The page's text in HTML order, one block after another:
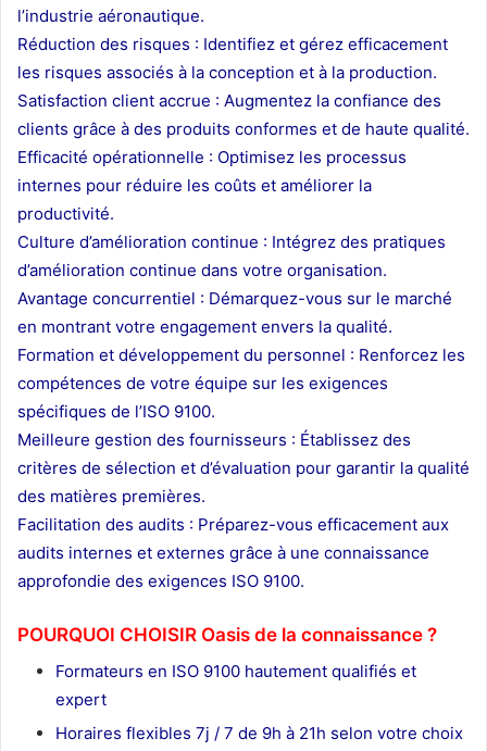
l’industrie aéronautique.
Réduction des risques : Identifiez et gérez efficacement
les risques associés à la conception et à la production.
Satisfaction client accrue : Augmentez la confiance des
clients grâce à des produits conformes et de haute qualité.
Efficacité opérationnelle : Optimisez les processus
internes pour réduire les coûts et améliorer la
productivité.
Culture d’amélioration continue : Intégrez des pratiques
d’amélioration continue dans votre organisation.
Avantage concurrentiel : Démarquez-vous sur le marché
en montrant votre engagement envers la qualité.
Formation et développement du personnel : Renforcez les
compétences de votre équipe sur les exigences
spécifiques de l’ISO 9100.
Meilleure gestion des fournisseurs : Établissez des
critères de sélection et d’évaluation pour garantir la qualité
des matières premières.
Facilitation des audits : Préparez-vous efficacement aux
audits internes et externes grâce à une connaissance
approfondie des exigences ISO 9100.
POURQUOI CHOISIR Oasis de la connaissance ?
Formateurs en ISO 9100 hautement qualifiés et
expert
Horaires flexibles 7j / 7 de 9h à 21h selon votre choix